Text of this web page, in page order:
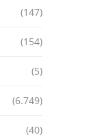
(147)
(154)
(5)
(6.749)
(40)